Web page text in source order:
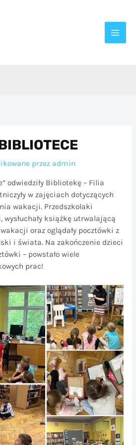
przez admin
odwiedziły Bibliotekę – Filia
w zajęciach dotyczących
wakacji. Przedszkolaki
wysłuchały książkę utrwalającą
oraz oglądały pocztówki z
i świata. Na zakończenie dzieci
– powstało wiele
prac!